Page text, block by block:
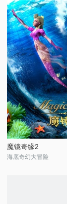
魔镜奇缘2
海底奇幻大冒险